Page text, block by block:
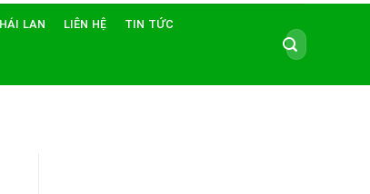
LAN LIÊN HỆ TIN TỨC
Tìm
kiếm: